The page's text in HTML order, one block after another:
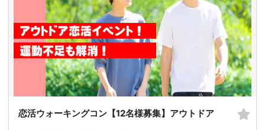
恋活ウォーキングコン【12名様募集】アウトドア